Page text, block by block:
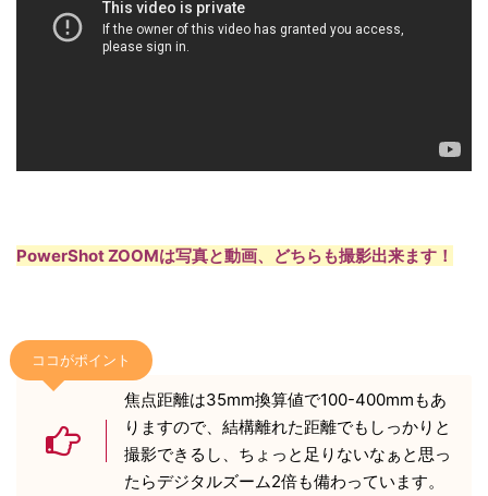
PowerShot ZOOMは写真と動画、どちらも撮影出来ます！
ココがポイント
焦点距離は35mm換算値で100-400mmもあ
りますので、結構離れた距離でもしっかりと
撮影できるし、ちょっと足りないなぁと思っ
たらデジタルズーム2倍も備わっています。